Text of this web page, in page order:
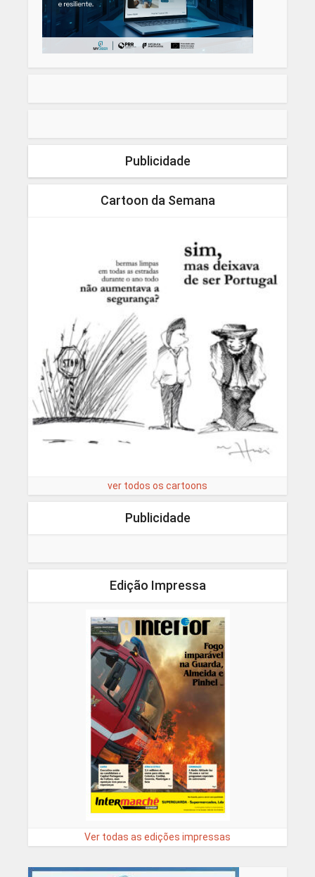
Publicidade
Cartoon da Semana
ver todos os cartoons
Publicidade
Edição Impressa
Ver todas as edições impressas